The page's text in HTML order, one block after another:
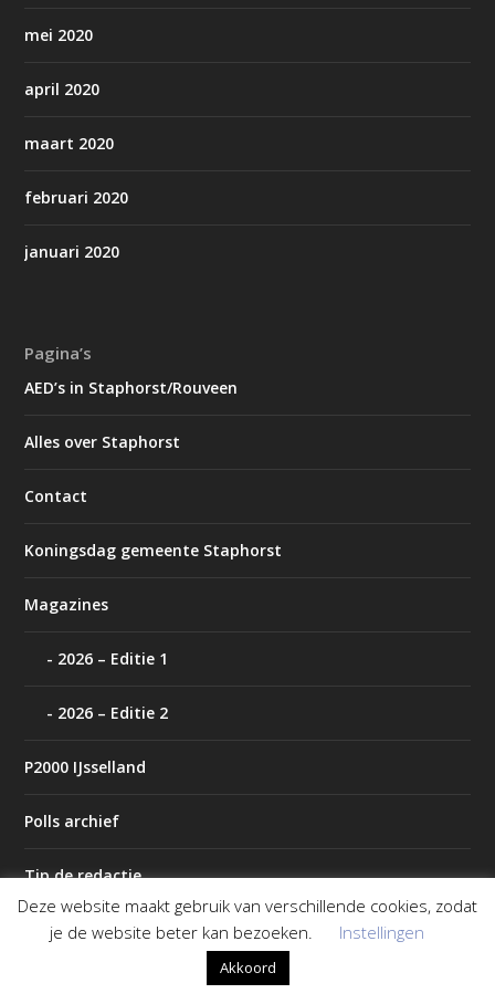
mei 2020
april 2020
maart 2020
februari 2020
januari 2020
Pagina’s
AED’s in Staphorst/Rouveen
Alles over Staphorst
Contact
Koningsdag gemeente Staphorst
Magazines
2026 – Editie 1
2026 – Editie 2
P2000 IJsselland
Polls archief
Tip de redactie
Weer
Deze website maakt gebruik van verschillende cookies, zodat
je de website beter kan bezoeken.
Instellingen
Akkoord